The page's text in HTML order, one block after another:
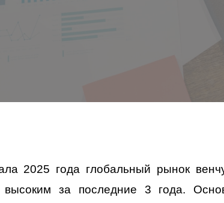
2025 года глобальный рынок
высоким за последние 3 года.